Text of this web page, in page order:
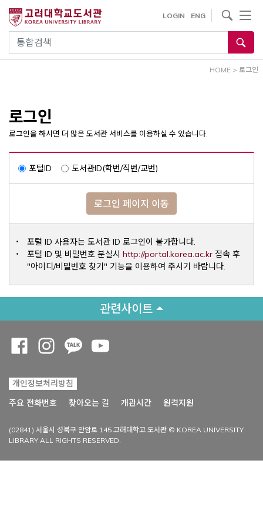
건
통합검색
LOGIN ENG
사이트내 검색
HOME > 로그인
로그인
로그인을 하시면 더 많은 도서관 서비스를 이용하실 수 있습니다.
포털ID 도서관ID(학번/직번/교번)
로그인 페이지 이동
포털 ID 사용자는 도서관 ID 로그인이 불가합니다.
포털 ID 및 비밀번호 분실시 http://portal.korea.ac.krOpens a
접속 후
"아이디/비밀번호 찾기" 기능을 이용하여 주시기 바랍니다.
관련사이트
개인정보처리방침
주요 전화번호
찾아오는 길 개관시간 원격지원
(02841) 서울시 성북구 안암로 145 고려대학교 도서관 © KOREA UNIVERSITY
LIBRARY ALL RIGHTS RESERVED.
Opens a new window
Opens a new window
Opens a new window